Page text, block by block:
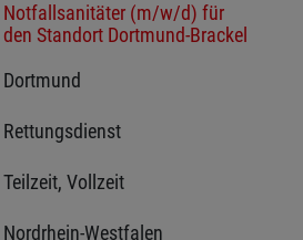
Notfallsanitäter (m/w/d) für
den Standort Dortmund-Brackel
Dortmund
Rettungsdienst
Teilzeit, Vollzeit
Nordrhein-Westfalen